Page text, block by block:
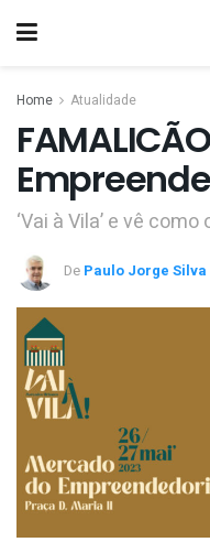
Home Atualidade
‘Vai à Vila’ e vê
De Paulo Jorge Silva